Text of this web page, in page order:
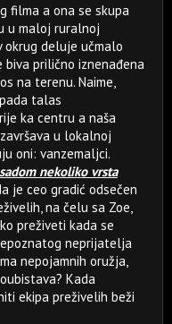
filma a ona se skupa
u maloj ruralnoj
okrug deluje učmalo
biva prilično iznenađena
na terenu. Naime,
talas
ka centru a naša
u lokalnoj
oni: vanzemaljci.
nekoliko vrsta
je ceo gradić odsečen
na čelu sa Zoe,
preživeti kada se
neprijatelja
nepojamnih oružja,
Kada
ekipa preživelih beži